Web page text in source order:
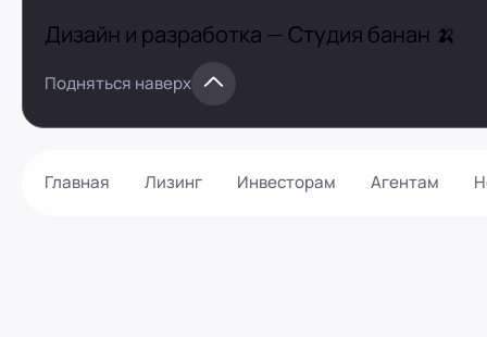
Главная Лизинг Инвесторам Агентам
Дизайн и разработка — Студия банан 🍌
Подняться наверх